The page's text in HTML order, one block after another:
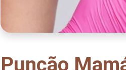
Punção